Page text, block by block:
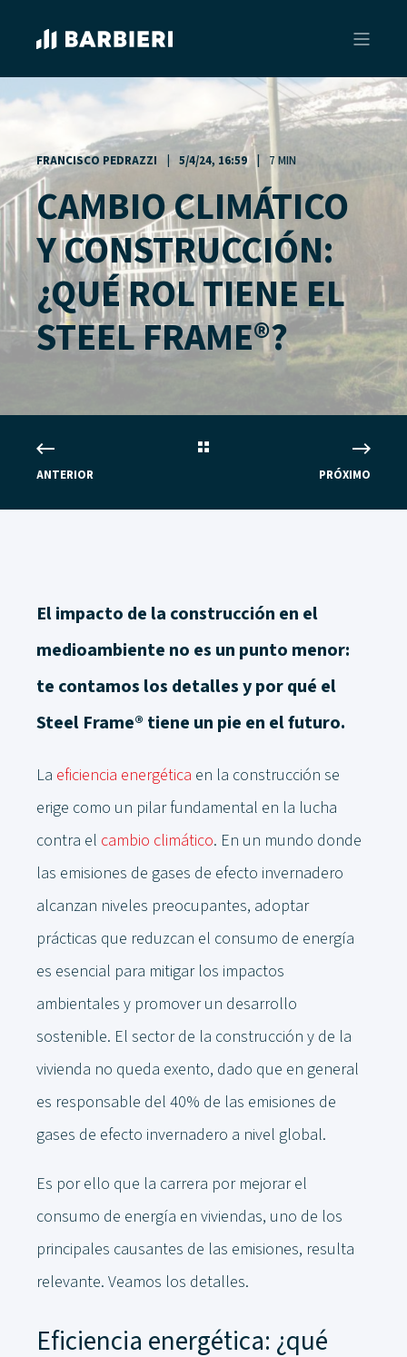
FRANCISCO PEDRAZZI 5/4/24, 16:59 7 MIN
CAMBIO CLIMÁTICO
Y CONSTRUCCIÓN:
¿QUÉ ROL TIENE EL
STEEL FRAME®?
ANTERIOR PRÓXIMO
El impacto de la construcción en el
medioambiente no es un punto menor:
te contamos los detalles y por qué el
Steel Frame® tiene un pie en el futuro.
La eficiencia energética en la construcción se
erige como un pilar fundamental en la lucha
contra el cambio climático. En un mundo donde
las emisiones de gases de efecto invernadero
alcanzan niveles preocupantes, adoptar
prácticas que reduzcan el consumo de energía
es esencial para mitigar los impactos
ambientales y promover un desarrollo
sostenible. El sector de la construcción y de la
vivienda no queda exento, dado que en general
es responsable del 40% de las emisiones de
gases de efecto invernadero a nivel global.
Es por ello que la carrera por mejorar el
consumo de energía en viviendas, uno de los
principales causantes de las emisiones, resulta
relevante. Veamos los detalles.
Eficiencia energética: ¿qué